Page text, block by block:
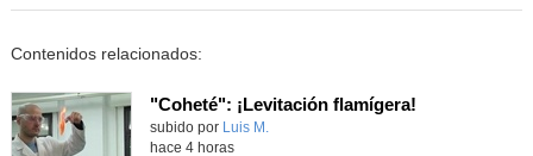
Contenidos relacionados:
"Coheté": ¡Levitación flamígera!
Contenido educativo.
subido por Luis M.
hace 4 horas